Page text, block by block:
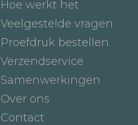
Hoe werkt het
Veelgestelde vragen
Proefdruk bestellen
Verzendservice
Samenwerkingen
Over ons
Contact